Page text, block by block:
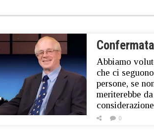
Abbiamo
che ci
persone, se
meriterebbe
0